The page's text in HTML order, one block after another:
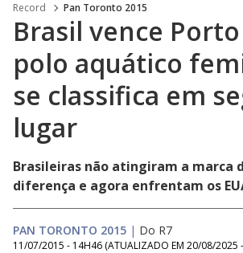
Record Pan Toronto 2015
Brasil vence
polo aquático
se classifica em
lugar
Brasileiras não atingiram a marca
diferença e agora enfrentam os
PAN TORONTO 2015 | Do R7
11/07/2015 - 14H46 (ATUALIZADO EM 20/08/2025